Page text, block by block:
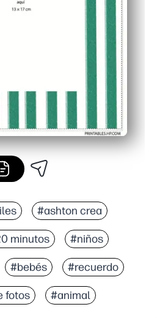
#ashton crea
minutos #niños
#bebés #recuerdo
fotos #animal